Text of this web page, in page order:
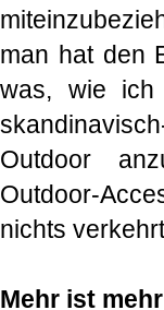
man hat den
was, wie
Outdoor
Outdoor-
nichts
Mehr ist